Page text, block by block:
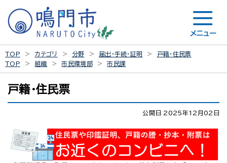
メニュー
TOP カテゴリ 分野 届出・手続・証明
戸籍・住民票
TOP
組織 市民環境部 市民課
戸籍・住民票
公開日 2025年12月02日